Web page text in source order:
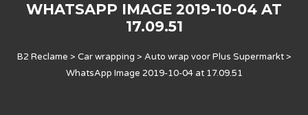
WHATSAPP IMAGE 2019-10-04 AT
17.09.51
B2 Reclame > Car wrapping > Auto wrap voor Plus Supermarkt>
WhatsApp Image 2019-10-04 at 17.09.51